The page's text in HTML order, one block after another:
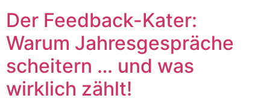
Der Feedback-Kater:
Warum Jahresgespräche
scheitern … und was
wirklich zählt!